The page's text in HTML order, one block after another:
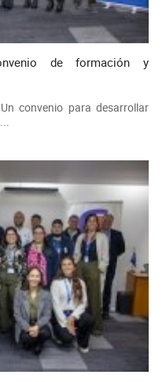
de formación y
convenio para desarrollar